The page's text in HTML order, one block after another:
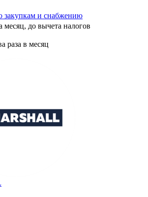
закупкам и снабжению
месяц, до вычета налогов
раза в месяц